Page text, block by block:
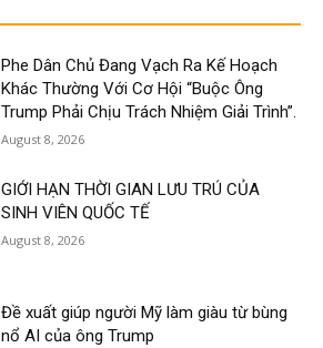
Phe Dân Chủ Đang Vạch Ra Kế Hoạch
Khác Thường Với Cơ Hội “Buộc Ông
Trump Phải Chịu Trách Nhiệm Giải Trình”.
August 8, 2026
GIỚI HẠN THỜI GIAN LƯU TRÚ CỦA
SINH VIÊN QUỐC TẾ
August 8, 2026
Đề xuất giúp người Mỹ làm giàu từ bùng
nổ AI của ông Trump